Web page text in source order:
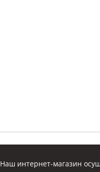
Наш интернет-магазин